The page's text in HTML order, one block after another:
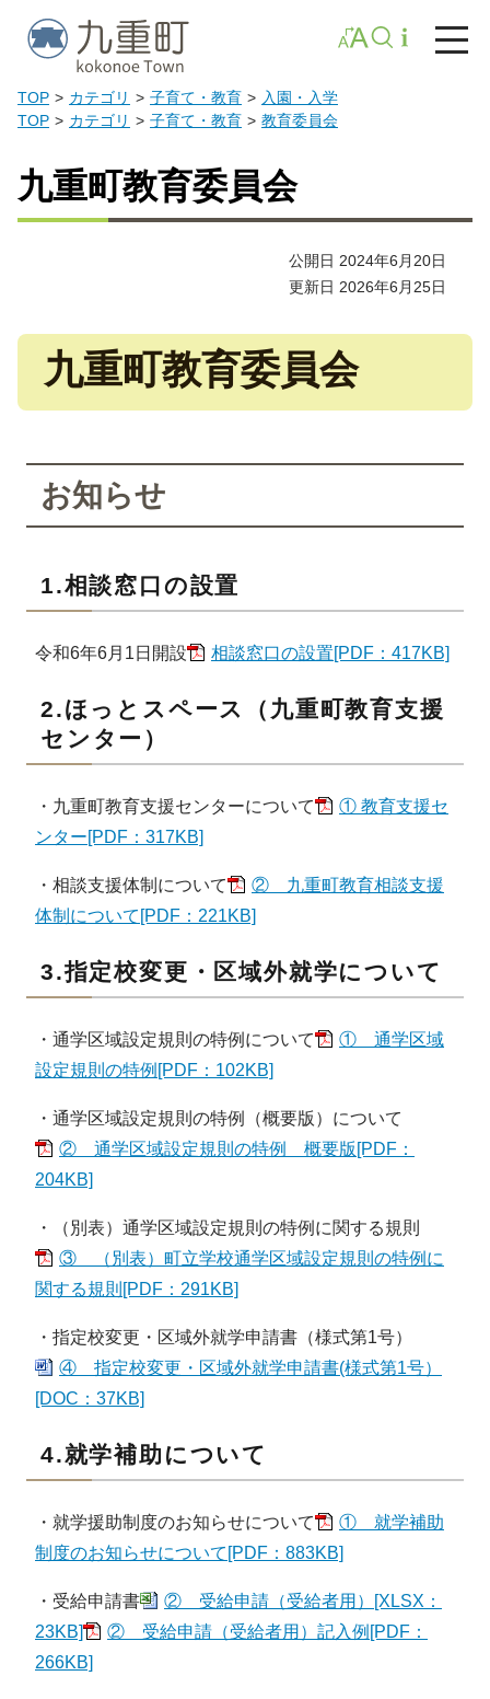
TOP カテゴリ 子育て・教育
入園・入学
TOP
カテゴリ 子育て・教育 教育委員会
九重町教育委員会
公開日 2024年6月20日
更新日 2026年6月25日
九重町教育委員会
お知らせ
1.相談窓口の設置
令和6年6月1日開設 相談窓口の設置[PDF：417KB]
2.ほっとスペース（九重町教育支援
センター）
・九重町教育支援センターについて
① 教育支援セ
ンター[PDF：317KB]
・相談支援体制について
② 九重町教育相談支援
体制について[PDF：221KB]
3.指定校変更・区域外就学について
・通学区域設定規則の特例について
① 通学区域
設定規則の特例[PDF：102KB]
・通学区域設定規則の特例（概要版）について
② 通学区域設定規則の特例 概要版[PDF：
204KB]
・（別表）通学区域設定規則の特例に関する規則
③ （別表）町立学校通学区域設定規則の特例に
関する規則[PDF：291KB]
・指定校変更・区域外就学申請書（様式第1号）
④ 指定校変更・区域外就学申請書(様式第1号）
[DOC：37KB]
4.就学補助について
・就学援助制度のお知らせについて
① 就学補助
制度のお知らせについて[PDF：883KB]
・受給申請書
② 受給申請（受給者用）[XLSX：
23KB]
② 受給申請（受給者用）記入例[PDF：
266KB]